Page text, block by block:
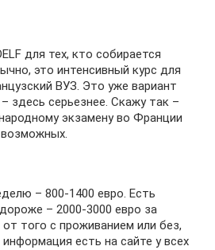
для тех, кто собирается
это интенсивный курс для
ВУЗ. Это уже вариант
здесь серьезнее. Скажу так –
экзамену во Франции
– 800-1400 евро. Есть
– 2000-3000 евро за
того с проживанием или без,
есть на сайте у всех